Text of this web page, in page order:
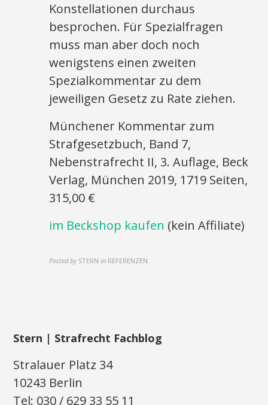
Konstellationen durchaus
besprochen. Für Spezialfragen
muss man aber doch noch
wenigstens einen zweiten
Spezialkommentar zu dem
jeweiligen Gesetz zu Rate ziehen.
Münchener Kommentar zum
Strafgesetzbuch, Band 7,
Nebenstrafrecht II, 3. Auflage, Beck
Verlag, München 2019, 1719 Seiten,
315,00 €
im Beckshop kaufen (kein Affiliate)
Posted by STERN in REFERENZEN
Stern | Strafrecht Fachblog
Stralauer Platz 34
10243 Berlin
Tel: 030 / 629 33 55 11